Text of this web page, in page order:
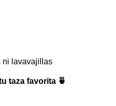
ni lavavajillas
taza favorita 🍵